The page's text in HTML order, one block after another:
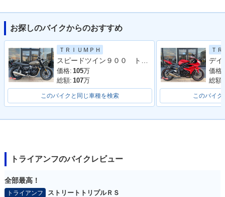
お探しのバイクからのおすすめ
ＴＲＩＵＭＰＨ
価格: 105万
総額: 107万
このバイクと同じ車種を検索
Ｔ
価格:
総額:
このバイク
トライアンフのバイクレビュー
全部最高！
トライアンフ
ストリートトリプルＲＳ